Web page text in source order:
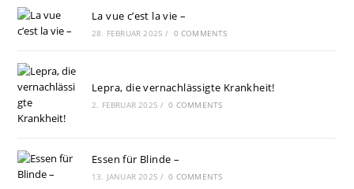
La vue c’est la vie –
28. FEBRUAR 2025 / 0 COMMENTS
Lepra, die vernachlässigte Krankheit!
2. FEBRUAR 2025 / 0 COMMENTS
Essen für Blinde –
13. JANUAR 2025 / 0 COMMENTS